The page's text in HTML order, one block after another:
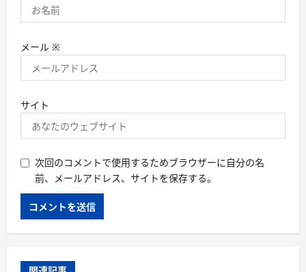
メール ※
サイト
次回のコメントで使用するためブラウザーに自分の名
前、メールアドレス、サイトを保存する。